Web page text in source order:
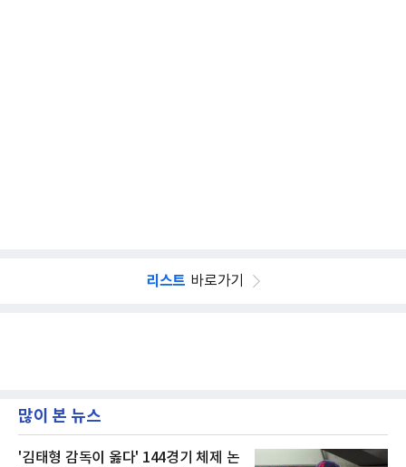
리스트 바로가기
많이 본 뉴스
'김태형 감독이 옳다' 144경기 체제 논